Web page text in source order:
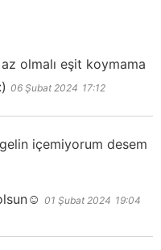
olmalı eşit koymama
06 Şubat 2024 17:12
içemiyorum desem
01 Şubat 2024 19:04